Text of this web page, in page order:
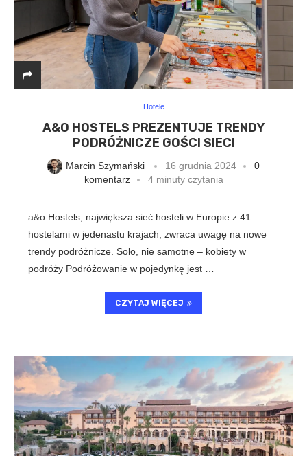
Hotele
A&O HOSTELS PREZENTUJE TRENDY
PODRÓŻNICZE GOŚCI SIECI
Marcin Szymański 16 grudnia 2024
0
komentarz
4 minuty czytania
a&o Hostels, największa sieć hosteli w Europie z 41
hostelami w jedenastu krajach, zwraca uwagę na nowe
trendy podróżnicze. Solo, nie samotne – kobiety w
podróży Podróżowanie w pojedynkę jest …
CZYTAJ WIĘCEJ